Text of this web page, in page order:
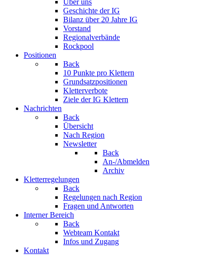
Geschichte der IG
Bilanz über 20 Jahre IG
Vorstand
Regionalverbände
Rockpool
Positionen
Back
10 Punkte pro Klettern
Grundsatzpositionen
Kletterverbote
Ziele der IG Klettern
Nachrichten
Back
Übersicht
Nach Region
Newsletter
Back
An-/Abmelden
Archiv
Kletterregelungen
Back
Regelungen nach Region
Fragen und Antworten
Interner Bereich
Back
Webteam Kontakt
Infos und Zugang
Kontakt